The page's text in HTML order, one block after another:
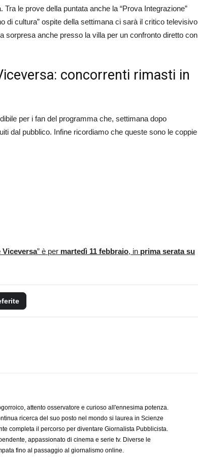
le prove della puntata anche la “Prova Integrazione”
di cultura” ospite della settimana ci sarà il critico televisivo
sorpresa anche presso la villa per un confronto diretto con
concorrenti rimasti in
per i fan del programma che, settimana dopo
dal pubblico. Infine ricordiamo che queste sono le coppie
Viceversa” è per martedì 11 febbraio, in prima serata su
attento osservatore e curioso all'ennesima potenza.
ricerca del suo posto nel mondo si laurea in Scienze
completa il percorso per diventare Giornalista Pubblicista.
appassionato di cinema e serie tv. Diverse le
fino al passaggio al giornalismo online.